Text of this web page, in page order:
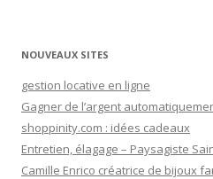
NOUVEAUX SITES
gestion locative en ligne
Gagner de l’argent
shoppinity.com : idées cadeaux
Entretien, élagage – Paysagiste
Camille Enrico créatrice de bijoux